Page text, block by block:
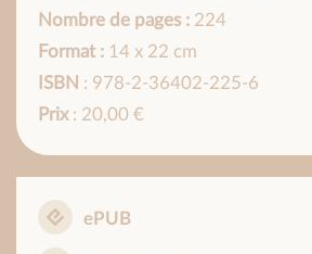
Nombre de pages : 224
Format : 14 x 22 cm
ISBN : 978-2-36402-225-6
Prix: 20,00 €
ePUB